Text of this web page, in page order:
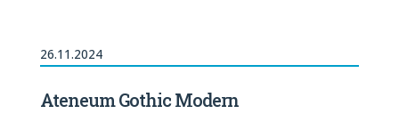
26.11.2024
Ateneum Gothic Modern